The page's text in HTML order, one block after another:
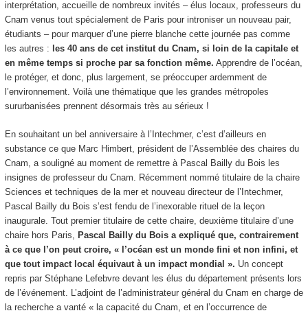
interprétation, accueille de nombreux invités – élus locaux, professeurs du
Cnam venus tout spécialement de Paris pour introniser un nouveau pair,
étudiants – pour marquer d’une pierre blanche cette journée pas comme
les autres : les 40 ans de cet institut du Cnam, si loin de la capitale et
en même temps si proche par sa fonction même. Apprendre de l’océan,
le protéger, et donc, plus largement, se préoccuper ardemment de
l’environnement. Voilà une thématique que les grandes métropoles
sururbanisées prennent désormais très au sérieux !
En souhaitant un bel anniversaire à l’Intechmer, c’est d’ailleurs en
substance ce que Marc Himbert, président de l’Assemblée des chaires du
Cnam, a souligné au moment de remettre à Pascal Bailly du Bois les
insignes de professeur du Cnam. Récemment nommé titulaire de la chaire
Sciences et techniques de la mer et nouveau directeur de l’Intechmer,
Pascal Bailly du Bois s’est fendu de l’inexorable rituel de la leçon
inaugurale. Tout premier titulaire de cette chaire, deuxième titulaire d’une
chaire hors Paris, Pascal Bailly du Bois a expliqué que, contrairement
à ce que l’on peut croire, « l’océan est un monde fini et non infini, et
que tout impact local équivaut à un impact mondial ». Un concept
repris par Stéphane Lefebvre devant les élus du département présents lors
de l’événement. L’adjoint de l’administrateur général du Cnam en charge de
la recherche a vanté « la capacité du Cnam, et en l’occurrence de